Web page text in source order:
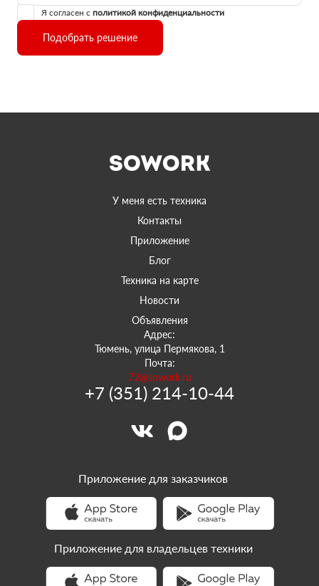
Я согласен с политикой конфиденциальности
Подобрать решение
У меня есть техника
Контакты
Приложение
Блог
Техника на карте
Новости
Объявления
Адрес:
Тюмень, улица Пермякова, 1
Почта:
72@sowork.ru
+7 (351) 214-10-44
Приложение для заказчиков
Приложение для владельцев техники